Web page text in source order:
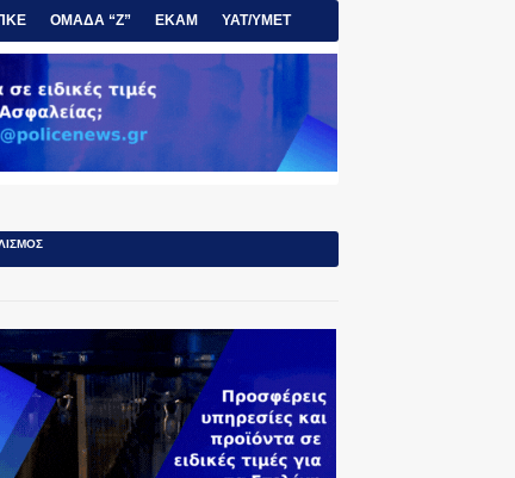
ΟΜΑΔΑ “Ζ” ΕΚΑΜ ΥΑΤ/ΥΜΕΤ